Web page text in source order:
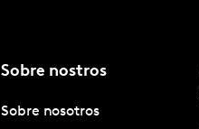
Sobre nostros
Sobre nosotros